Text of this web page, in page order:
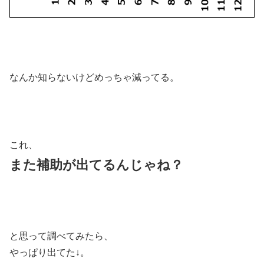
なんか知らないけどめっちゃ減ってる。
これ、
また補助が出てるんじゃね？
と思って調べてみたら、
やっぱり出てた↓。